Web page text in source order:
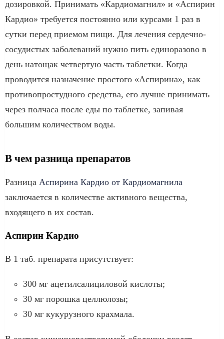
дозировкой. Принимать «Кардиомагнил» и «Аспирин
Кардио» требуется постоянно или курсами 1 раз в
сутки перед приемом пищи. Для лечения сердечно-
сосудистых заболеваний нужно пить единоразово в
день натощак четвертую часть таблетки. Когда
проводится назначение простого «Аспирина», как
противопростудного средства, его лучше принимать
через полчаса после еды по таблетке, запивая
большим количеством воды.
В чем разница препаратов
Разница Аспирина Кардио от Кардиомагнила
заключается в количестве активного вещества,
входящего в их состав.
Аспирин Кардио
В 1 таб. препарата присутствует:
300 мг ацетилсалициловой кислоты;
30 мг порошка целлюлозы;
30 мг кукурузного крахмала.